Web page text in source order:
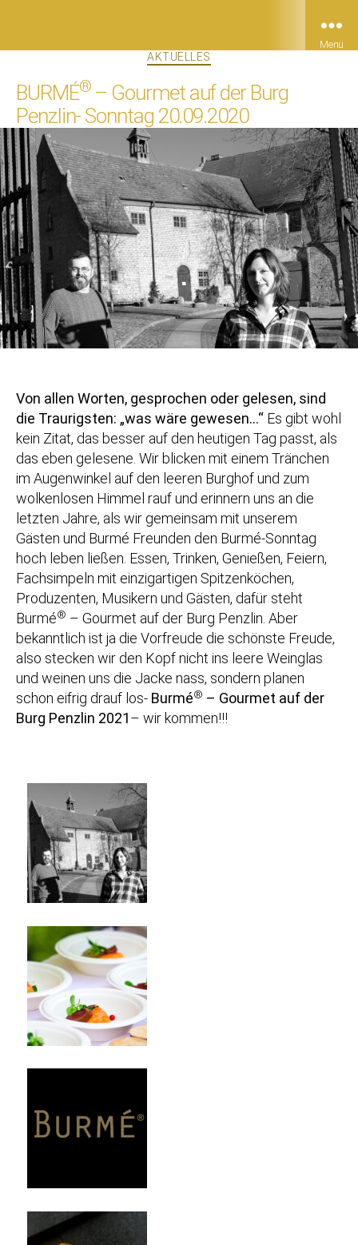
Menü
Kategorien
AKTUELLES
BURMÉ®– Gourmet auf der Burg
Penzlin- Sonntag 20.09.2020
Von allen Worten, gesprochen oder gelesen, sind
die Traurigsten: „was wäre gewesen…“ Es gibt wohl
kein Zitat, das besser auf den heutigen Tag passt, als
das eben gelesene. Wir blicken mit einem Tränchen
im Augenwinkel auf den leeren Burghof und zum
wolkenlosen Himmel rauf und erinnern uns an die
letzten Jahre, als wir gemeinsam mit unserem
Gästen und Burmé Freunden den Burmé-Sonntag
hoch leben ließen. Essen, Trinken, Genießen, Feiern,
Fachsimpeln mit einzigartigen Spitzenköchen,
Produzenten, Musikern und Gästen, dafür steht
Burmé® – Gourmet auf der Burg Penzlin. Aber
bekanntlich ist ja die Vorfreude die schönste Freude,
also stecken wir den Kopf nicht ins leere Weinglas
und weinen uns die Jacke nass, sondern planen
schon eifrig drauf los- Burmé® – Gourmet auf der
Burg Penzlin 2021– wir kommen!!!